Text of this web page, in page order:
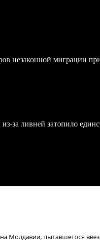
незаконной миграции
за ливней затопило
Молдавии, пытавшегося